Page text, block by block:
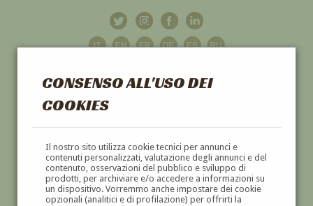
CONSENSO ALL'USO DEI
COOKIES
Il nostro sito utilizza cookie tecnici per annunci e
contenuti personalizzati, valutazione degli annunci e del
contenuto, osservazioni del pubblico e sviluppo di
prodotti, per archiviare e/o accedere a informazioni su
un dispositivo. Vorremmo anche impostare dei cookie
opzionali (analitici e di profilazione) per offrirti la
GALLERIAD'ARTE
DIPINTI E SCULTURE '800 E '900